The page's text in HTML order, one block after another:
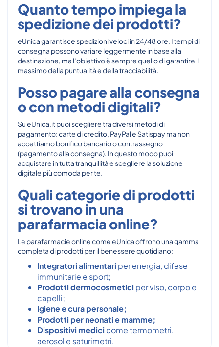
Quanto tempo impiega la
spedizione dei prodotti?
eUnica garantisce spedizioni veloci in 24/48 ore. I tempi di
consegna possono variare leggermente in base alla
destinazione, ma l’obiettivo è sempre quello di garantire il
massimo della puntualità e della tracciabilità.
Posso pagare alla consegna
o con metodi digitali?
Su eUnica.it puoi scegliere tra diversi metodi di
pagamento: carte di credito, PayPal e Satispay ma non
accettiamo bonifico bancario o contrassegno
(pagamento alla consegna). In questo modo puoi
acquistare in tutta tranquillità e scegliere la soluzione
digitale più comoda per te.
Quali categorie di prodotti
si trovano in una
parafarmacia online?
Le parafarmacie online come eUnica offrono una gamma
completa di prodotti per il benessere quotidiano:
Integratori alimentari per energia, difese
immunitarie e sport;
Prodotti dermocosmetici per viso, corpo e
capelli;
Igiene e cura personale;
Prodotti per neonati e mamme;
Dispositivi medici come termometri,
aerosol e saturimetri.